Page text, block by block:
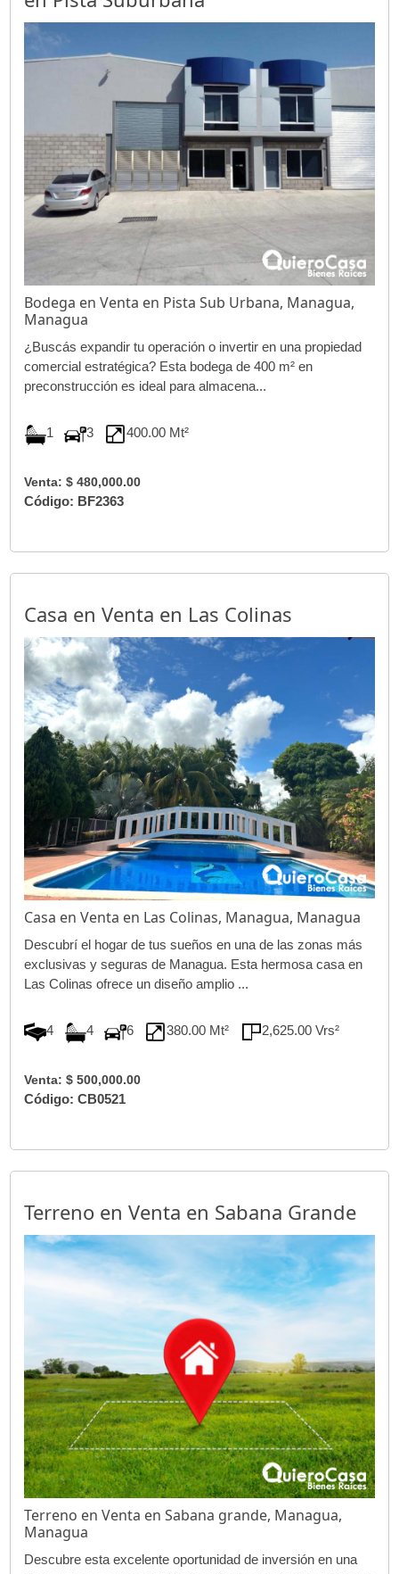
Bodega en Venta en Pista Sub Urbana, Managua,
Managua
¿Buscás expandir tu operación o invertir en una propiedad
comercial estratégica? Esta bodega de 400 m² en
preconstrucción es ideal para almacena...
1 3 400.00 Mt²
Venta: $ 480,000.00
Código: BF2363
Casa en Venta en Las Colinas
Casa en Venta en Las Colinas, Managua, Managua
Descubrí el hogar de tus sueños en una de las zonas más
exclusivas y seguras de Managua. Esta hermosa casa en
Las Colinas ofrece un diseño amplio ...
4 4 6 380.00 Mt² 2,625.00 Vrs²
Venta: $ 500,000.00
Código: CB0521
Terreno en Venta en Sabana Grande
Terreno en Venta en Sabana grande, Managua,
Managua
Descubre esta excelente oportunidad de inversión en una